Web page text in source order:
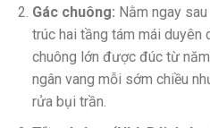
Gác chuông: Nằm ngay
trúc hai tầng tám mái duyên
chuông lớn được đúc từ
ngân vang mỗi sớm chiều
rửa bụi trần.